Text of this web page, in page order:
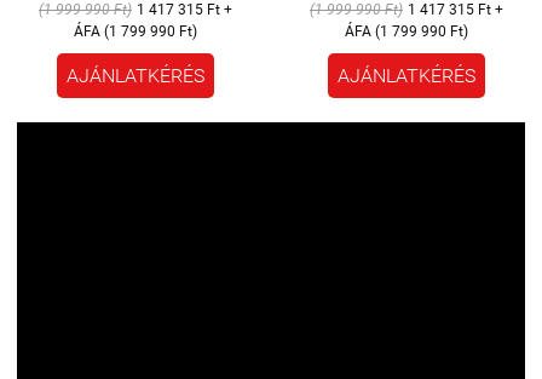
(1 999 990 Ft) 1 417 315 Ft +
ÁFA (1 799 990 Ft)
AJÁNLATKÉRÉS
(1 999 990 Ft) 1 417 315 Ft +
ÁFA (1 799 990 Ft)
AJÁNLATKÉRÉS